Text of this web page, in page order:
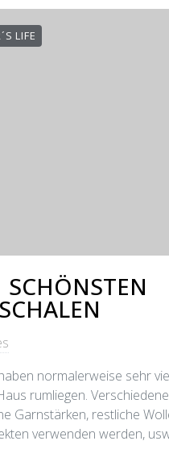
LIFE
SCHÖNSTEN
normalerweise sehr
rumliegen.
Garnstärken, restliche
verwenden werden,